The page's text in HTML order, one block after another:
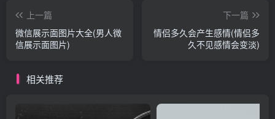
上一篇
微信展示面图片大全(男人微
信展示面图片)
下一篇
情侣多久会产生感情(情侣多
久不见感情会变淡)
相关推荐